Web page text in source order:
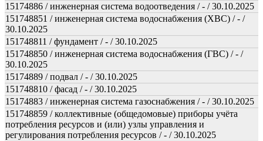
15174886 / инженерная система водоотведения / - / 30.10.2025
151748851 / инженерная система водоснабжения (ХВС) / - /
30.10.2025
151748811 / фундамент / - / 30.10.2025
151748850 / инженерная система водоснабжения (ГВС) / - /
30.10.2025
15174889 / подвал / - / 30.10.2025
151748810 / фасад / - / 30.10.2025
15174883 / инженерная система газоснабжения / - / 30.10.2025
151748859 / коллективные (общедомовые) приборы учёта
потребления ресурсов и (или) узлы управления и
регулирования потребления ресурсов / - / 30.10.2025